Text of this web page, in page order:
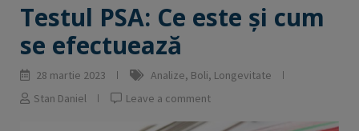
Testul PSA: Ce este și cum
se efectuează
28 martie 2023 Analize, Boli, Longevitate
Stan Daniel
Leave a comment